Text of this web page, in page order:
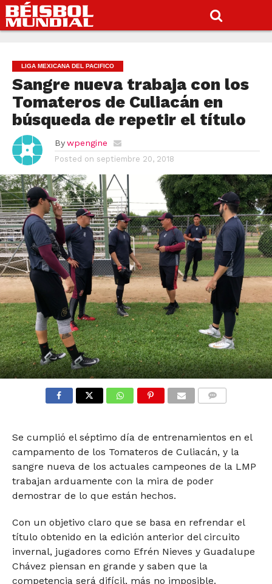
LIGA MEXICANA DEL PACIFICO
Sangre nueva trabaja con los
Tomateros de Culiacán en
búsqueda de repetir el título
By wpengine
Posted on septiembre 20, 2018
Se cumplió el séptimo día de entrenamientos en el
campamento de los Tomateros de Culiacán, y la
sangre nueva de los actuales campeones de la LMP
trabajan arduamente con la mira de poder
demostrar de lo que están hechos.
Con un objetivo claro que se basa en refrendar el
título obtenido en la edición anterior del circuito
invernal, jugadores como Efrén Nieves y Guadalupe
Chávez piensan en grande y saben que la
competencia será difícil, más no imposible.